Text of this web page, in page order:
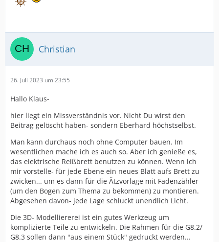
Christian
26. Juli 2023 um 23:55
Hallo Klaus-
hier liegt ein Missverständnis vor. Nicht Du wirst den
Beitrag gelöscht haben- sondern Eberhard höchstselbst.
Man kann durchaus noch ohne Computer bauen. Im
wesentlichen mache ich es auch so. Aber ich genieße es,
das elektrische Reißbrett benutzen zu können. Wenn ich
mir vorstelle- für jede Ebene ein neues Blatt aufs Brett zu
zwicken... um es dann für die Ätzvorlage mit Fadenzähler
(um den Bogen zum Thema zu bekommen) zu montieren.
Abgesehen davon- jede Lage schluckt unendlich Licht.
Die 3D- Modelliererei ist ein gutes Werkzeug um
komplizierte Teile zu entwickeln. Die Rahmen für die G8.2/
G8.3 sollen dann "aus einem Stück" gedruckt werden...